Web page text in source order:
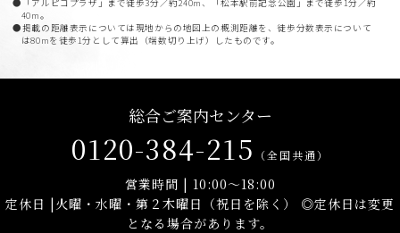
●「アルピコプラザ」まで徒歩3分／約240m、「松本駅前記念公園」まで徒歩1分／約
40m。
●掲載の距離表示については現地からの地図上の概測距離を、徒歩分数表示について
は80mを徒歩1分として算出（端数切り上げ）したものです。
総合ご案内センター
0120-384-215 （全国共通）
営業時間 | 10:00～18:00
定休日 |火曜・水曜・第２木曜日（祝日を除く）
◎定休日は変更
となる場合があります。